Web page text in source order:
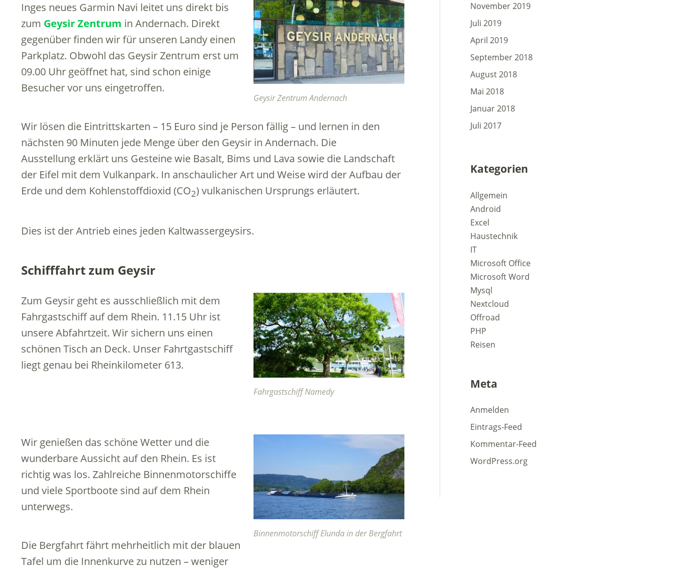
Geysir Zentrum Andernach
Inges neues Garmin Navi leitet uns direkt bis
zum Geysir Zentrum in Andernach. Direkt
gegenüber finden wir für unseren Landy einen
Parkplatz. Obwohl das Geysir Zentrum erst um
09.00 Uhr geöffnet hat, sind schon einige
Besucher vor uns eingetroffen.
Wir lösen die Eintrittskarten – 15 Euro sind je Person fällig – und lernen in den
nächsten 90 Minuten jede Menge über den Geysir in Andernach. Die
Ausstellung erklärt uns Gesteine wie Basalt, Bims und Lava sowie die Landschaft
der Eifel mit dem Vulkanpark. In anschaulicher Art und Weise wird der Aufbau der
Erde und dem Kohlenstoffdioxid (CO2) vulkanischen Ursprungs erläutert.
Dies ist der Antrieb eines jeden Kaltwassergeysirs.
Schifffahrt zum Geysir
Fahrgastschiff Namedy
Zum Geysir geht es ausschließlich mit dem
Fahrgastschiff auf dem Rhein. 11.15 Uhr ist
unsere Abfahrtzeit. Wir sichern uns einen
schönen Tisch an Deck. Unser Fahrtgastschiff
liegt genau bei Rheinkilometer 613.
Binnenmotorschiff Elunda in der Bergfahrt
Wir genießen das schöne Wetter und die
wunderbare Aussicht auf den Rhein. Es ist
richtig was los. Zahlreiche Binnenmotorschiffe
und viele Sportboote sind auf dem Rhein
unterwegs.
Die Bergfahrt fährt mehrheitlich mit der blauen
Tafel um die Innenkurve zu nutzen – weniger
November 2019
Juli 2019
April 2019
September 2018
August 2018
Mai 2018
Januar 2018
Juli 2017
Kategorien
Allgemein
Android
Excel
Haustechnik
IT
Microsoft Office
Microsoft Word
Mysql
Nextcloud
Offroad
PHP
Reisen
Meta
Anmelden
Eintrags-Feed
Kommentar-Feed
WordPress.org